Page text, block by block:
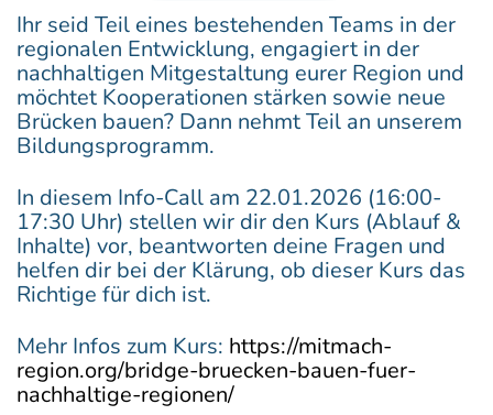
Ihr seid Teil eines bestehenden Teams in der
regionalen Entwicklung, engagiert in der
nachhaltigen Mitgestaltung eurer Region und
möchtet Kooperationen stärken sowie neue
Brücken bauen? Dann nehmt Teil an unserem
Bildungsprogramm.
In diesem Info-Call am 22.01.2026 (16:00-
17:30 Uhr) stellen wir dir den Kurs (Ablauf &
Inhalte) vor, beantworten deine Fragen und
helfen dir bei der Klärung, ob dieser Kurs das
Richtige für dich ist.
Mehr Infos zum Kurs: https://mitmach-
region.org/bridge-bruecken-bauen-fuer-
nachhaltige-regionen/